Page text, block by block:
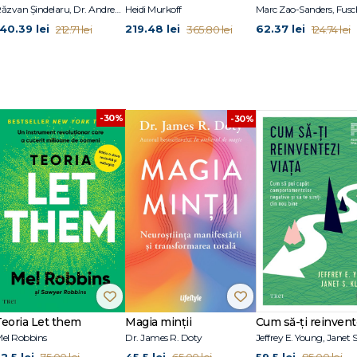
Poems to Change Your Life
ceilalți despre ei, de a nu fi o persoană de valoare. Nu înțeleg că nu ceea
Răzvan Șindelaru, Dr. Andrew Jenkinson, Dr. William W. Li
lei 212.71 lei
Heidi Murkoff
219.48 lei 365.80 lei 62.37 lei 124.74 lei
-30%
Let them
Robbins
-30%
Magia minții
Dr. James R. Doty